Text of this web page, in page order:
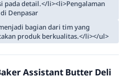
pada detail.</li><li>Pengalaman
Denpasar
bagian dari tim yang
produk berkualitas.</li></ul>
Assistant Butter Deli